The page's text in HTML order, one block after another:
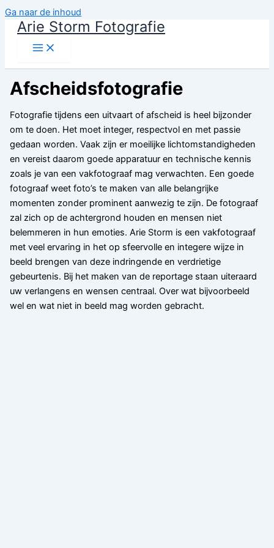
Ga naar de inhoud
Arie Storm Fotografie
Afscheidsfotografie
Fotografie tijdens een uitvaart of afscheid is heel bijzonder
om te doen. Het moet integer, respectvol en met passie
gedaan worden. Vaak zijn er moeilijke lichtomstandigheden
en vereist daarom goede apparatuur en technische kennis
zoals je van een vakfotograaf mag verwachten. Een goede
fotograaf weet foto’s te maken van alle belangrijke
momenten zonder prominent aanwezig te zijn. De fotograaf
zal zich op de achtergrond houden en mensen niet
belemmeren in hun emoties. Arie Storm is een vakfotograaf
met veel ervaring in het op sfeervolle en integere wijze in
beeld brengen van deze indringende en verdrietige
gebeurtenis. Bij het maken van de reportage staan uiteraard
uw verlangens en wensen centraal. Over wat bijvoorbeeld
wel en wat niet in beeld mag worden gebracht.